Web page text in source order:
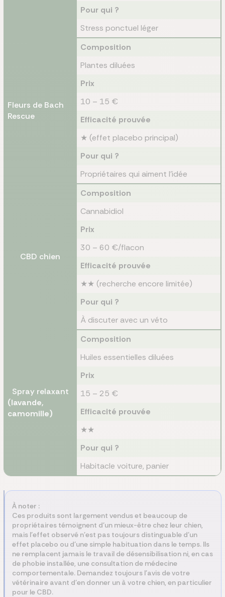
Pour qui ?
Stress ponctuel léger
Fleurs de Bach
Rescue
Composition
Plantes diluées
Prix
10 – 15 €
Efficacité prouvée
★ (effet placebo principal)
Pour qui ?
Propriétaires qui aiment l'idée
CBD chien
Composition
Cannabidiol
Prix
30 – 60 €/flacon
Efficacité prouvée
★★ (recherche encore limitée)
Pour qui ?
À discuter avec un véto
Spray relaxant
(lavande,
camomille)
Composition
Huiles essentielles diluées
Prix
15 – 25 €
Efficacité prouvée
★★
Pour qui ?
Habitacle voiture, panier
À noter :
Ces produits sont largement vendus et beaucoup de
propriétaires témoignent d'un mieux-être chez leur chien,
mais l'effet observé n'est pas toujours distinguable d'un
effet placebo ou d'une simple habituation dans le temps. Ils
ne remplacent jamais le travail de désensibilisation ni, en cas
de phobie installée, une consultation de médecine
comportementale. Demandez toujours l'avis de votre
vétérinaire avant d'en donner un à votre chien, en particulier
pour le CBD.